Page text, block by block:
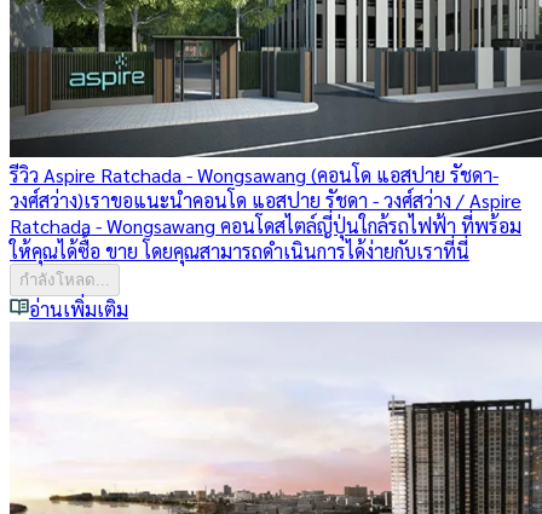
รีวิว Aspire Ratchada - Wongsawang (คอนโด แอสปาย รัชดา-
วงศ์สว่าง)เราขอแนะนำคอนโด แอสปาย รัชดา - วงศ์สว่าง / Aspire
Ratchada - Wongsawang คอนโดสไตล์ญี่ปุ่นใกล้รถไฟฟ้า ที่พร้อม
ให้คุณได้ซื้อ ขาย โดยคุณสามารถดำเนินการได้ง่ายกับเราที่นี่
กำลังโหลด...
อ่านเพิ่มเติม